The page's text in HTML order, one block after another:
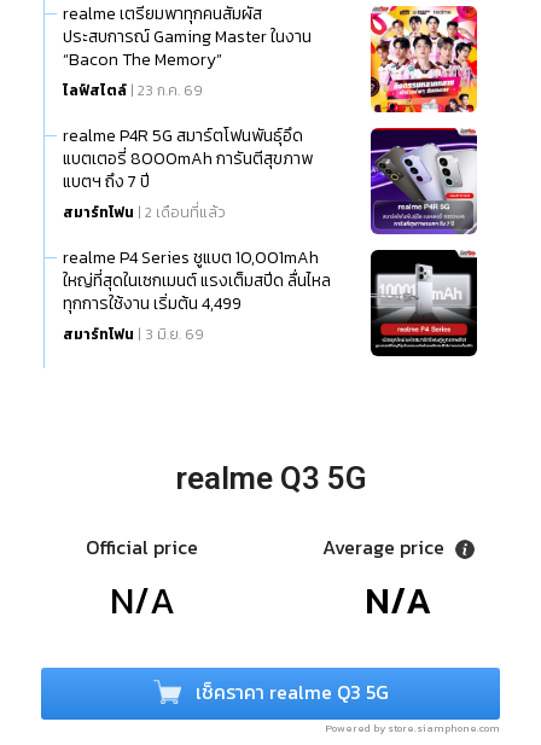
realme เตรียมพาทุกคนสัมผัส
ประสบการณ์ Gaming Master ในงาน
“Bacon The Memory”
ไลฟ์สไตล์ | 23 ก.ค. 69
realme P4R 5G สมาร์ตโฟนพันธุ์อึด
แบตเตอรี่ 8000mAh การันตีสุขภาพ
แบตฯ ถึง 7 ปี
สมาร์ทโฟน | 2 เดือนที่แล้ว
realme P4 Series ชูแบต 10,001mAh
ใหญ่ที่สุดในเซกเมนต์ แรงเต็มสปีด ลื่นไหล
ทุกการใช้งาน เริ่มต้น 4,499
สมาร์ทโฟน | 3 มิ.ย. 69
realme Q3 5G
Official price
N/A
Average price
N/A
เช็คราคา realme Q3 5G
Powered by store.siamphone.com